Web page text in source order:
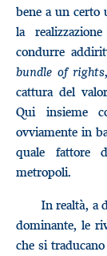
bene a un certo
la
condurre
bundle of rights
cattura del
Qui insieme
ovviamente in
quale fattore
metropoli.
In realtà, a
dominante, le
che si